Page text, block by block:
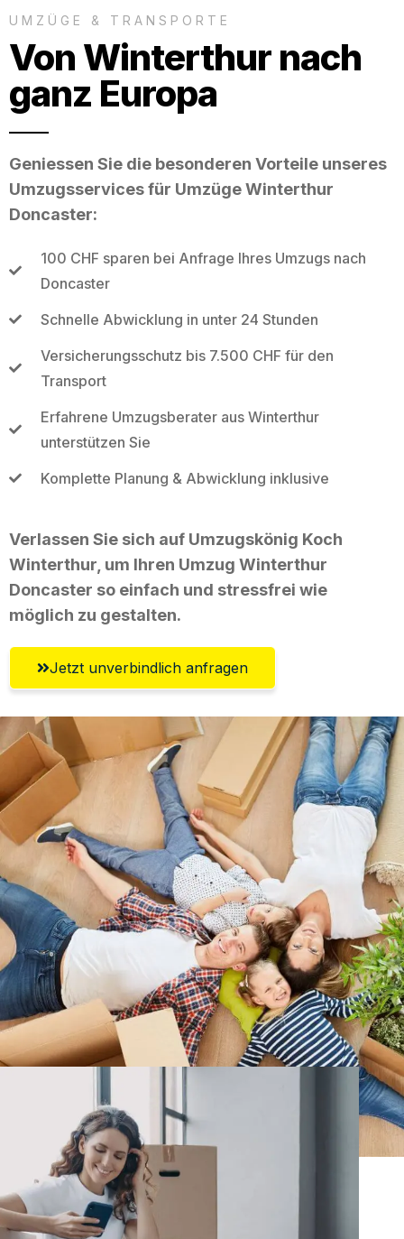
UMZÜGE & TRANSPORTE
Von Winterthur nach
ganz Europa
Geniessen Sie die besonderen Vorteile unseres
Umzugsservices für Umzüge Winterthur
Doncaster:
100 CHF sparen bei Anfrage Ihres Umzugs nach
Doncaster
Schnelle Abwicklung in unter 24 Stunden
Versicherungsschutz bis 7.500 CHF für den
Transport
Erfahrene Umzugsberater aus Winterthur
unterstützen Sie
Komplette Planung & Abwicklung inklusive
Verlassen Sie sich auf Umzugskönig Koch
Winterthur, um Ihren Umzug Winterthur
Doncaster so einfach und stressfrei wie
möglich zu gestalten.
Jetzt unverbindlich anfragen